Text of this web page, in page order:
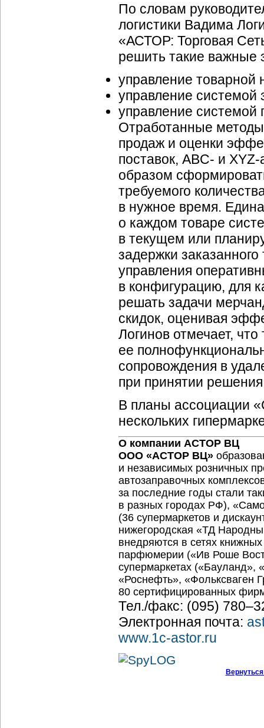
По словам
логистики Вадима
«АСТОР: Торговая
решить такие важные
управление товарной
управление системой
управление системой
Отработанные
продаж и оценки
поставок, ABC- и XYZ-
образом
требуемого
в нужное время.
о каждом товаре
в текущем или
задержки
управления
в конфигурацию, для
решать задачи
скидок, оценивая
Логинов отмечает,
ее
сопровождения в
при принятии
В планы ассоциации
нескольких
О компании АСТОР ВЦ
ООО «АСТОР ВЦ»
и независимых розничных
автозаправочных
за последние годы стали
в разных городах РФ),
(36 супермаркетов и
нижегородская «ТД
внедряются в сетях
парфюмерии («Ив Роше
супермаркетах («Бауланд»,
«Роснефть», «Фольксваген
80 сертифицированных
Тел./факс: (095)
Электронная почта:
www.1c-astor.ru